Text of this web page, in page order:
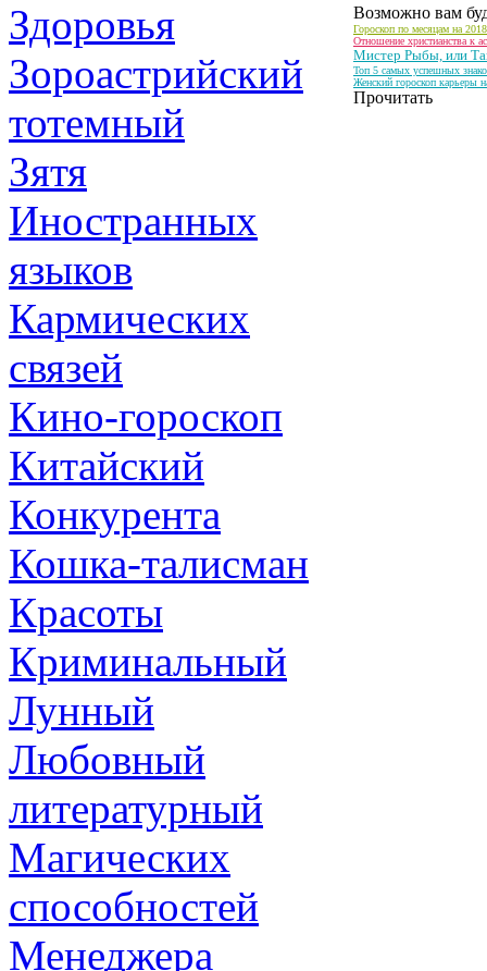
Здоровья
Зороастрийский
тотемный
Зятя
Иностранных
языков
Кармических
связей
Кино-гороскоп
Китайский
Конкурента
Кошка-талисман
Красоты
Криминальный
Лунный
Любовный
литературный
Магических
способностей
Менеджера
Возможно вам
Гороскоп по месяцам на
Отношение христианства к
Мистер Рыбы, или
Топ 5 самых успешных
Женский гороскоп карьеры
Прочитать